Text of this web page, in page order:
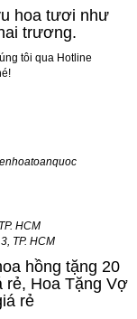
hoa tươi như
trương.
tôi qua Hotline
HCM
TP. HCM
hồng tặng 20
rẻ, Hoa Tặng Vợ
rẻ